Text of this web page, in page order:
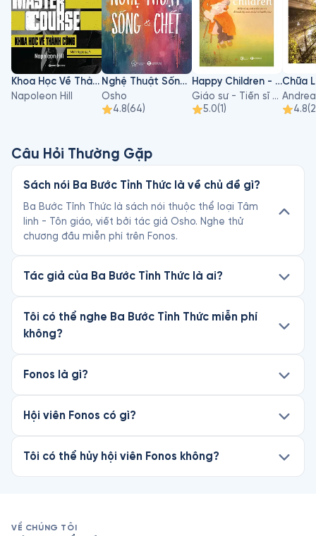
Khoa Học Về Thành Công
Napoleon Hill
Nghệ Thuật Sống Và Chết
Osho
4.8(64)
Happy Children - Hiểu Về Sự Phát Triển Của Trẻ Để Nuôi Dạy Con An Lạc Và Hạnh Phúc
Giáo sư - Tiến sĩ Hà Vĩnh Thọ
5.0(1)
4.8(
Câu Hỏi Thường Gặp
Sách nói Ba Bước Tỉnh Thức là về chủ đề gì?
Ba Bước Tỉnh Thức là sách nói thuộc thể loại Tâm
linh - Tôn giáo, viết bởi tác giả Osho. Nghe thử
chương đầu miễn phí trên Fonos.
Tác giả của Ba Bước Tỉnh Thức là ai?
Tôi có thể nghe Ba Bước Tỉnh Thức miễn phí
không?
Fonos là gì?
Hội viên Fonos có gì?
Tôi có thể hủy hội viên Fonos không?
VỀ CHÚNG TÔI